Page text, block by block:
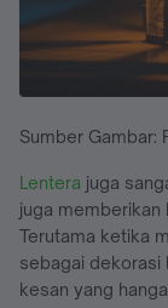
Sumber Gambar:
Lentera juga
juga memberikan
Terutama ketika
sebagai dekorasi
kesan yang